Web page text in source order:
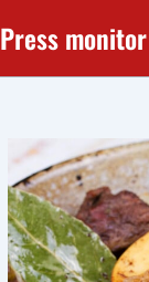
до
Press monitor